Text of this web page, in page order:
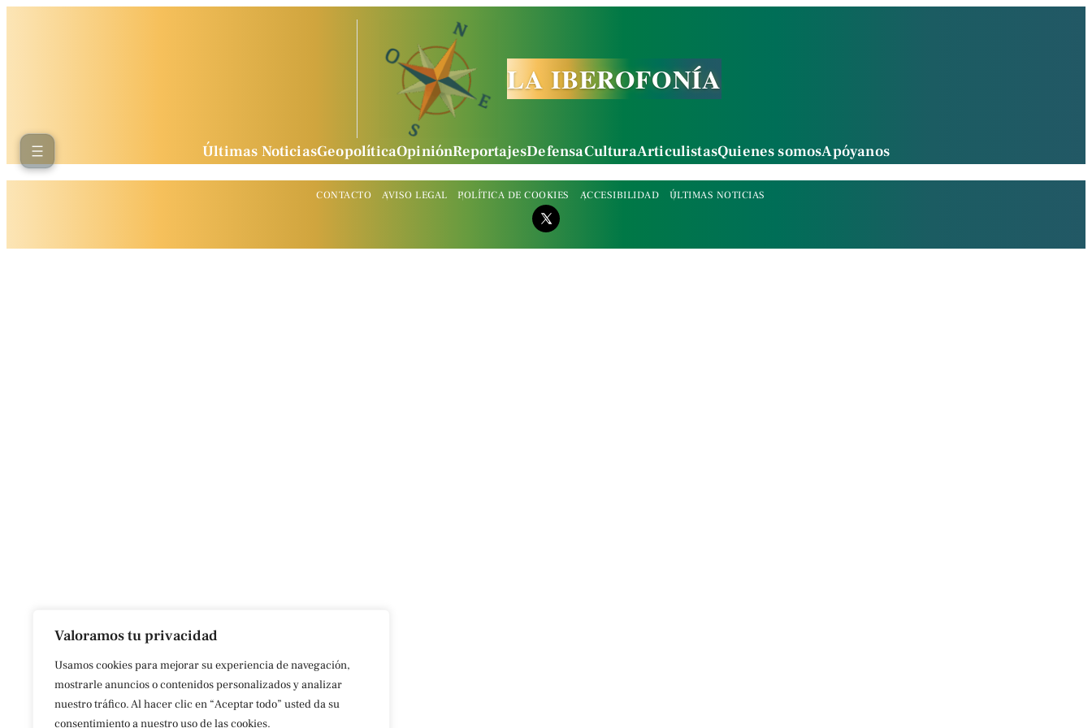
Valoramos tu privacidad
Usamos cookies para mejorar su experiencia de navegación,
mostrarle anuncios o contenidos personalizados y analizar
nuestro tráfico. Al hacer clic en “Aceptar todo” usted da su
consentimiento a nuestro uso de las cookies.
LA IBEROFONÍA
Últimas NoticiasGeopolíticaOpiniónReportajesDefensaCulturaArticulistasQuienes somosApóyanos
CONTACTO AVISO LEGAL POLÍTICA DE COOKIES ACCESIBILIDAD ÚLTIMAS NOTICIAS